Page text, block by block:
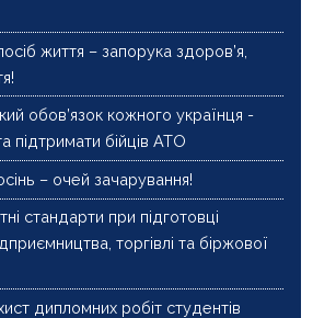
життя – запорука здоров’я,
обов’язок кожного українця -
підтримати бійців АТО
– очей зачарування!
стандарти при підготовці
торгівлі та біржової
дипломних робіт студентів